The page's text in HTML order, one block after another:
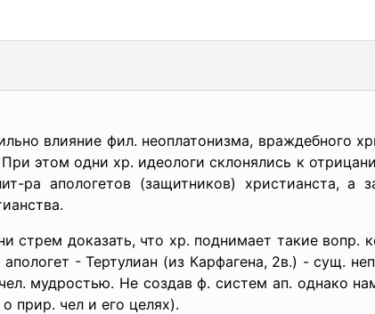
влияние фил. неоплатонизма, враждебного
этом одни хр. идеологи склонялись к
ра апологетов (защитников) христианста, а
доказать, что хр. поднимает такие вопр.
- Тертулиан (из Карфагена, 2в.) - сущ.
мудростью. Не создав ф. систем ап. однако
прир. чел и его целях).